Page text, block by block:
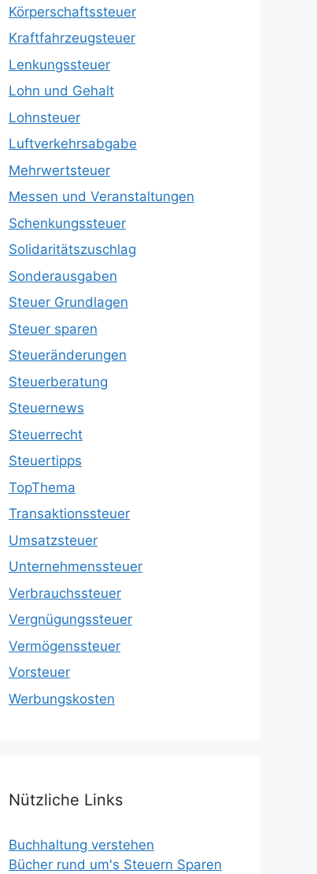
Körperschaftssteuer
Kraftfahrzeugsteuer
Lenkungssteuer
Lohn und Gehalt
Lohnsteuer
Luftverkehrsabgabe
Mehrwertsteuer
Messen und Veranstaltungen
Schenkungssteuer
Solidaritätszuschlag
Sonderausgaben
Steuer Grundlagen
Steuer sparen
Steueränderungen
Steuerberatung
Steuernews
Steuerrecht
Steuertipps
TopThema
Transaktionssteuer
Umsatzsteuer
Unternehmenssteuer
Verbrauchssteuer
Vergnügungssteuer
Vermögenssteuer
Vorsteuer
Werbungskosten
Nützliche Links
Buchhaltung verstehen
Bücher rund um's Steuern Sparen